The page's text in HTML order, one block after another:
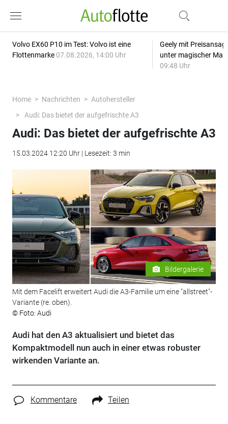
Volvo EX60 P10 im Test: Volvo ist eine
Flottenmarke 07.08.2026, 14:00 Uhr
Geely mit
unter magischer
09:48 Uhr
Home Nachrichten
Autohersteller
Audi: Das bietet der aufgefrischte A3
Audi: Das bietet der aufgefrischte A3
15.03.2024 12:20 Uhr | Lesezeit: 3 min
Bildergalerie
Mit dem Facelift erweitert Audi die A3-Familie um eine "allstreet"-
Variante (re. oben).
© Foto: Audi
Audi hat den A3 aktualisiert und bietet das
Kompaktmodell nun auch in einer etwas robuster
wirkenden Variante an.
Kommentare Teilen